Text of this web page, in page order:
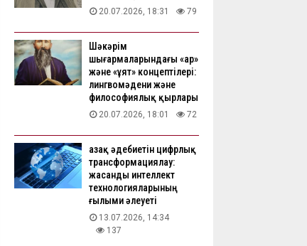
20.07.2026, 18:31 79
Шәкәрім
шығармаларындағы «ар»
және «ұят» концептілері:
лингвомәдени және
философиялық қырлары
20.07.2026, 18:01 72
Қазақ әдебиетін цифрлық
трансформациялау:
жасанды интеллект
технологияларының
ғылыми әлеуеті
13.07.2026, 14:34
137